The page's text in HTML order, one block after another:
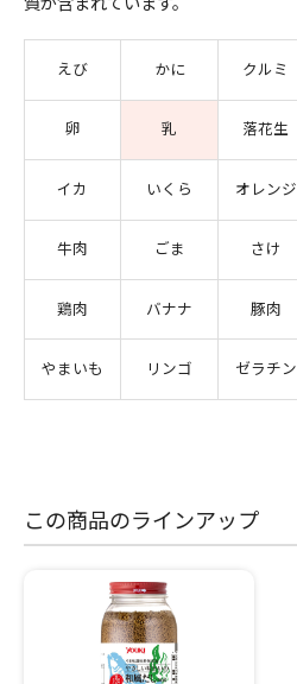
質が含まれています。
えび かに クルミ
卵 乳 落花生
イカ いくら オレンジ
牛肉 ごま さけ
鶏肉 バナナ 豚肉
やまいも リンゴ ゼラチン
この商品のラインアップ